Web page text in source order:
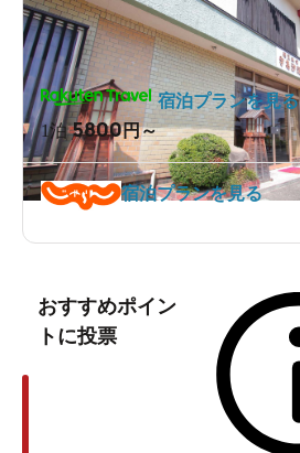
1泊5800円～
宿泊プランを見る
宿泊プランを見る
おすすめポイン
トに投票